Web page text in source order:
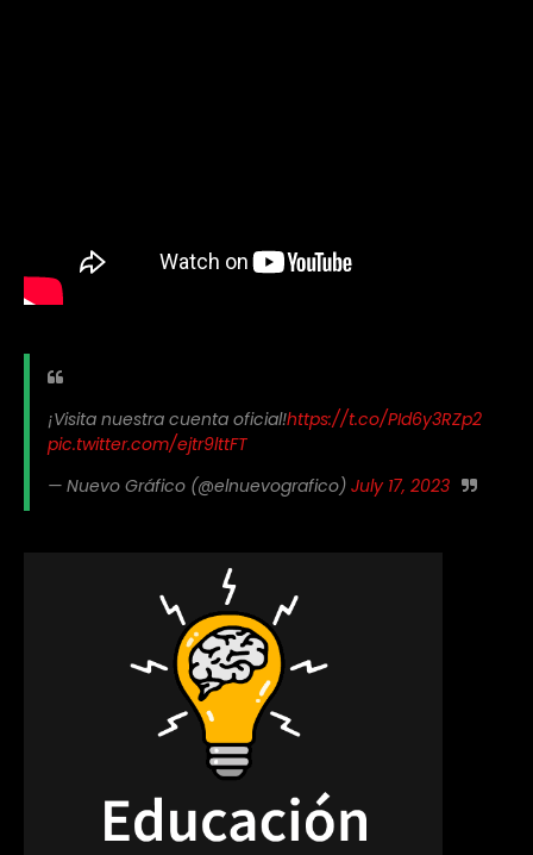
¡Visita nuestra cuenta oficial!https://t.co/PId6y3RZp2
pic.twitter.com/ejtr9lttFT
— Nuevo Gráfico (@elnuevografico) July 17, 2023